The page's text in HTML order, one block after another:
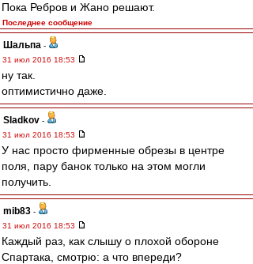
Пока Ребров и Жано решают.
Последнее сообщение
Шальпа -
31 июл 2016 18:53
ну так.
оптимистично даже.
Sladkov -
31 июл 2016 18:53
У нас просто фирменные обрезы в центре
поля, пару банок только на этом могли
получить.
mib83 -
31 июл 2016 18:53
Каждый раз, как слышу о плохой обороне
Спартака, смотрю: а что впереди?